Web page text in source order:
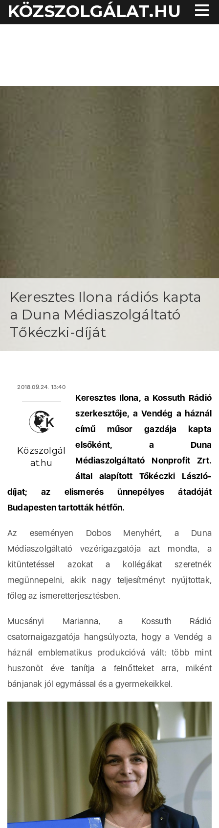
KÖZSZOLGÁLAT.HU
Keresztes Ilona rádiós kapta
a Duna Médiaszolgáltató
Tőkéczki-díját
2018.09.24. 13:40
Közszolgál
at.hu
Keresztes Ilona, a Kossuth Rádió
szerkesztője, a Vendég a háznál
című műsor gazdája kapta
elsőként, a Duna
Médiaszolgáltató Nonprofit Zrt.
által alapított Tőkéczki László-
díjat; az elismerés ünnepélyes átadóját
Budapesten tartották hétfőn.
Az eseményen Dobos Menyhért, a Duna
Médiaszolgáltató vezérigazgatója azt mondta, a
kitüntetéssel azokat a kollégákat szeretnék
megünnepelni, akik nagy teljesítményt nyújtottak,
főleg az ismeretterjesztésben.
Mucsányi Marianna, a Kossuth Rádió
csatornaigazgatója hangsúlyozta, hogy a Vendég a
háznál emblematikus produkcióvá vált: több mint
huszonöt éve tanítja a felnőtteket arra, miként
bánjanak jól egymással és a gyermekeikkel.